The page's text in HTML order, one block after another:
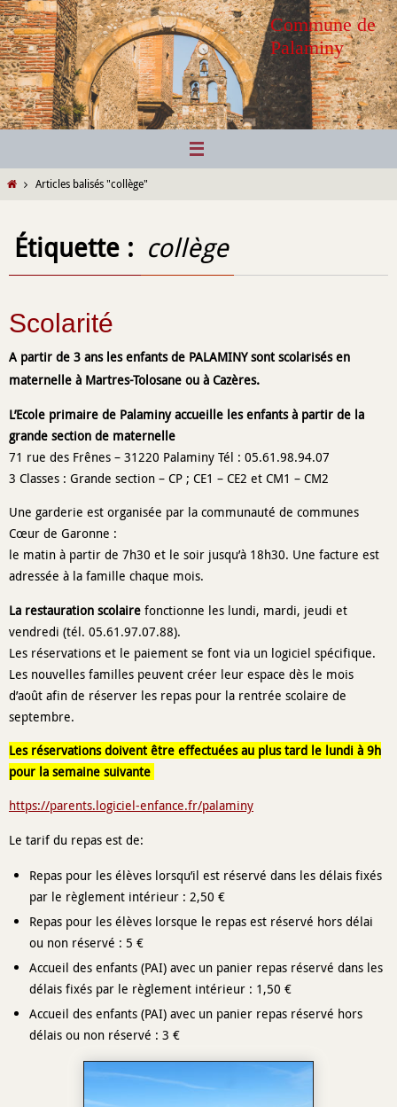
Passer
vers
le
contenu
Commune de
Palaminy
HomeArticles balisés "collège"
Étiquette : collège
Scolarité
A partir de 3 ans les enfants de PALAMINY sont scolarisés en
maternelle à Martres-Tolosane ou à Cazères.
L’Ecole primaire de Palaminy accueille les enfants à partir de la
grande section de maternelle
71 rue des Frênes – 31220 Palaminy Tél : 05.61.98.94.07
3 Classes : Grande section – CP ; CE1 – CE2 et CM1 – CM2
Une garderie est organisée par la communauté de communes
Cœur de Garonne :
le matin à partir de 7h30 et le soir jusqu’à 18h30. Une facture est
adressée à la famille chaque mois.
La restauration scolaire fonctionne les lundi, mardi, jeudi et
vendredi (tél. 05.61.97.07.88).
Les réservations et le paiement se font via un logiciel spécifique.
Les nouvelles familles peuvent créer leur espace dès le mois
d’août afin de réserver les repas pour la rentrée scolaire de
septembre.
Les réservations doivent être effectuées au plus tard le lundi à 9h
pour la semaine suivante
https://parents.logiciel-enfance.fr/palaminy
Le tarif du repas est de:
Repas pour les élèves lorsqu’il est réservé dans les délais fixés
par le règlement intérieur : 2,50 €
Repas pour les élèves lorsque le repas est réservé hors délai
ou non réservé : 5 €
Accueil des enfants (PAI) avec un panier repas réservé dans les
délais fixés par le règlement intérieur : 1,50 €
Accueil des enfants (PAI) avec un panier repas réservé hors
délais ou non réservé : 3 €